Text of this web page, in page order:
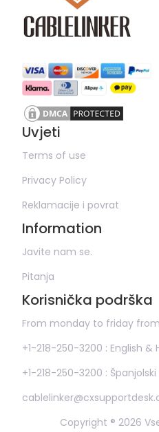
Uvjeti
Terms of use
Privacy Policy
Reklamacije i povrat
Information
Javite nam se.
Pitanja
Korisnička podrška
From monday to friday from
+1-218-250-3200 : English &
+1-218-250-3200 :
Copyright ® 2026